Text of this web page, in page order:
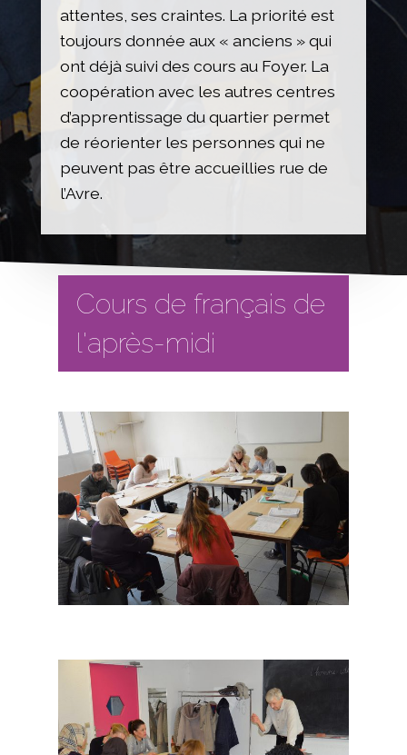
attentes, ses craintes. La priorité est
toujours donnée aux « anciens » qui
ont déjà suivi des cours au Foyer. La
coopération avec les autres centres
d’apprentissage du quartier permet
de réorienter les personnes qui ne
peuvent pas être accueillies rue de
l’Avre.
Cours de français de
l'après-midi
17 rue de l’Avre
PARIS -